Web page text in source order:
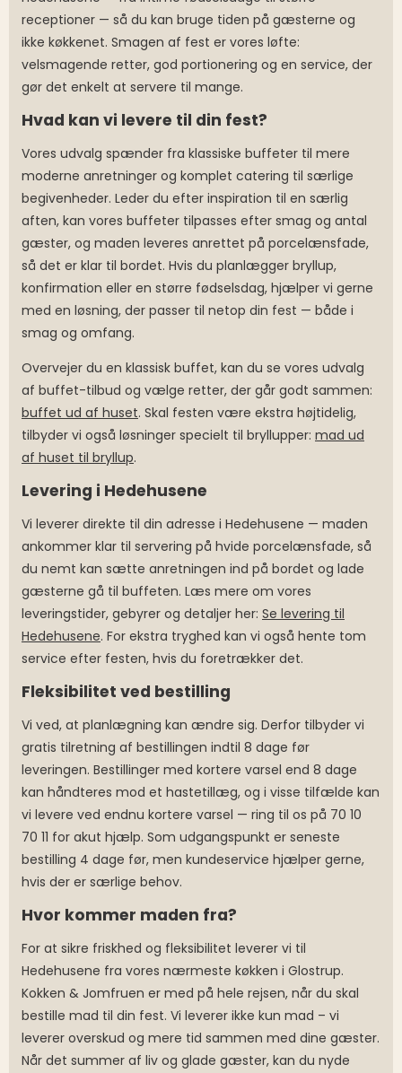
receptioner — så du kan bruge tiden på gæsterne og
ikke køkkenet. Smagen af fest er vores løfte:
velsmagende retter, god portionering og en service, der
gør det enkelt at servere til mange.
Hvad kan vi levere til din fest?
Vores udvalg spænder fra klassiske buffeter til mere
moderne anretninger og komplet catering til særlige
begivenheder. Leder du efter inspiration til en særlig
aften, kan vores buffeter tilpasses efter smag og antal
gæster, og maden leveres anrettet på porcelænsfade,
så det er klar til bordet. Hvis du planlægger bryllup,
konfirmation eller en større fødselsdag, hjælper vi gerne
med en løsning, der passer til netop din fest — både i
smag og omfang.
Overvejer du en klassisk buffet, kan du se vores udvalg
af buffet-tilbud og vælge retter, der går godt sammen:
buffet ud af huset. Skal festen være ekstra højtidelig,
tilbyder vi også løsninger specielt til bryllupper: mad ud
af huset til bryllup.
Levering i Hedehusene
Vi leverer direkte til din adresse i Hedehusene — maden
ankommer klar til servering på hvide porcelænsfade, så
du nemt kan sætte anretningen ind på bordet og lade
gæsterne gå til buffeten. Læs mere om vores
leveringstider, gebyrer og detaljer her: Se levering til
Hedehusene. For ekstra tryghed kan vi også hente tom
service efter festen, hvis du foretrækker det.
Fleksibilitet ved bestilling
Vi ved, at planlægning kan ændre sig. Derfor tilbyder vi
gratis tilretning af bestillingen indtil 8 dage før
leveringen. Bestillinger med kortere varsel end 8 dage
kan håndteres mod et hastetillæg, og i visse tilfælde kan
vi levere ved endnu kortere varsel — ring til os på 70 10
70 11 for akut hjælp. Som udgangspunkt er seneste
bestilling 4 dage før, men kundeservice hjælper gerne,
hvis der er særlige behov.
Hvor kommer maden fra?
For at sikre friskhed og fleksibilitet leverer vi til
Hedehusene fra vores nærmeste køkken i Glostrup.
Kokken & Jomfruen er med på hele rejsen, når du skal
bestille mad til din fest. Vi leverer ikke kun mad – vi
leverer overskud og mere tid sammen med dine gæster.
Når det summer af liv og glade gæster, kan du nyde